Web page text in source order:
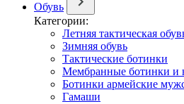
Обувь
Категории:
Летняя тактическая
Зимняя обувь
Тактические ботинки
Мембранные ботинки и
Ботинки армейские
Гамаши